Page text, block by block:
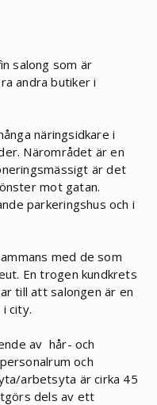
salong som är
andra butiker i
näringsidkare i
Närområdet är en
är det
mot gatan.
parkeringshus och i
med de som
En trogen kundkrets
till att salongen är en
city.
av hår- och
och
arbetsyta är cirka 45
dels av ett